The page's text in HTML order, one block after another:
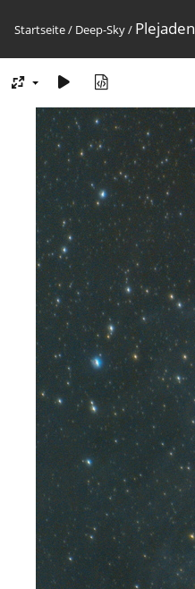
Startseite/ Deep-Sky/ Plejaden